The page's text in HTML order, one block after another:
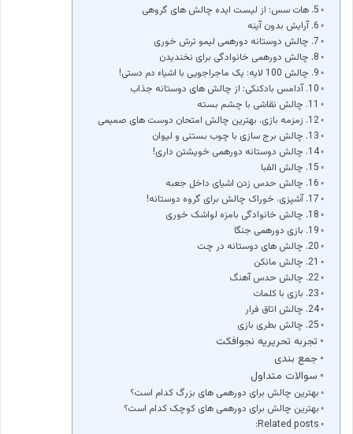
5. هات سس: از لیست ایده چالش های گروهی
6. آرایش بدون آینه
7. چالش دوستانه دورهمی لیمو ترش خوری
8. چالش دورهمی خانوادگی برای نخندیدن
9. چالش 100 لایه: یک ماجراجویی با اشیاء دم دستی!
10. آدامس بادکنکی: از چالش های دوستانه جذاب
11. چالش نقاشی با چشم بسته
12. زمزمه بازی، بهترین چالش امتحان دوست های صمیمی
13. چالش برج سازی با چوب بستنی و لیوان
14. چالش دوستانه دورهمی خویشتن داری!
15. چالش الفبا‌
16. چالش حدس زدن اشیای داخل جعبه
17. آشپزی، خوراک چالش برای گروه دوستانه!
18. چالش خانوادگی بامزه لواشک خوری
19. بازی دورهمی جنگا
20. چالش های دوستانه در چت
21. چالش مانکن
22. چالش حدس آهنگ
23. بازی با کلمات
24. چالش اتاق فرار
25. چالش بطری بازی
تجربه تحریریه نجوافکت
جمع بندی
سوالات متداول
بهترین چالش برای دورهمی های بزرگ کدام است؟
بهترین چالش برای دورهمی های کوچک کدام است؟
Related posts: